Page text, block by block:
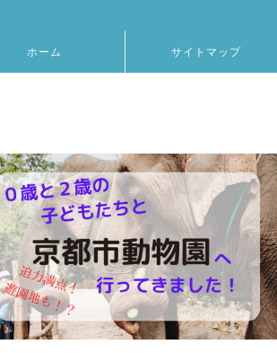
ホーム サイトマップ